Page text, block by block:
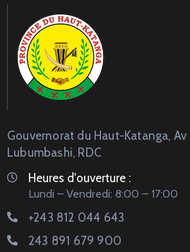
Gouvernorat du Haut-Katanga, Av
Lubumbashi, RDC
Heures d'ouverture :
Lundi – Vendredi: 8:00 – 17:00
+243 812 044 643
243 891 679 900